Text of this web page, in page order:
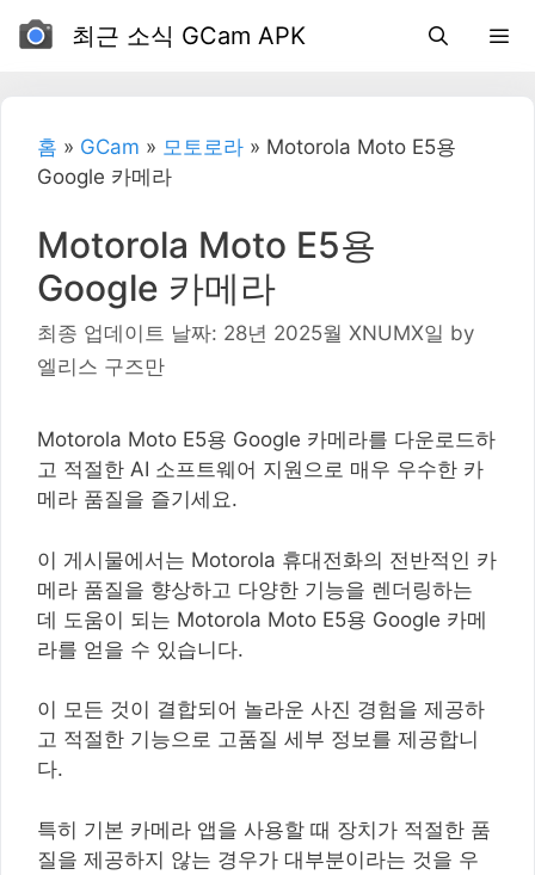
최근 소식 GCam APK
홈 » GCam » 모토로라 » Motorola Moto E5용
Google 카메라
Motorola Moto E5용
Google 카메라
최종 업데이트 날짜: 28년 2025월 XNUMX일 by
엘리스 구즈만
Motorola Moto E5용 Google 카메라를 다운로드하
고 적절한 AI 소프트웨어 지원으로 매우 우수한 카
메라 품질을 즐기세요.
이 게시물에서는 Motorola 휴대전화의 전반적인 카
메라 품질을 향상하고 다양한 기능을 렌더링하는
데 도움이 되는 Motorola Moto E5용 Google 카메
라를 얻을 수 있습니다.
이 모든 것이 결합되어 놀라운 사진 경험을 제공하
고 적절한 기능으로 고품질 세부 정보를 제공합니
다.
특히 기본 카메라 앱을 사용할 때 장치가 적절한 품
질을 제공하지 않는 경우가 대부분이라는 것을 우